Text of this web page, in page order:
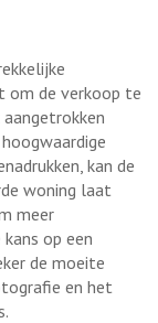
om de verkoop te
kan de
woning laat
meer
op een
de moeite
en het